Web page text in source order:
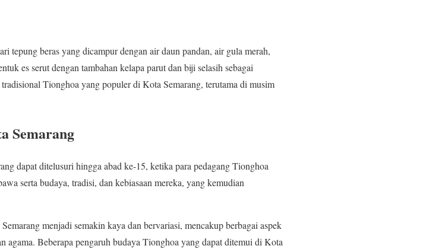
tepung beras yang dicampur dengan air daun pandan, air gula merah,
es serut dengan tambahan kelapa parut dan biji selasih sebagai
Tionghoa yang populer di Kota Semarang, terutama di musim
Semarang
dapat ditelusuri hingga abad ke-15, ketika para pedagang Tionghoa
serta budaya, tradisi, dan kebiasaan mereka, yang kemudian
menjadi semakin kaya dan bervariasi, mencakup berbagai aspek
agama. Beberapa pengaruh budaya Tionghoa yang dapat ditemui di Kota